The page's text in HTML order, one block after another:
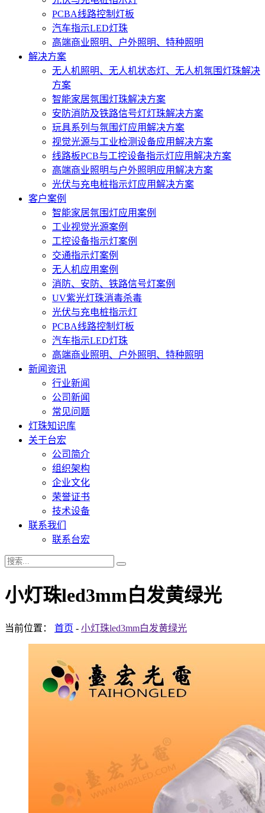
PCBA线路控制灯板
汽车指示LED灯珠
高端商业照明、户外照明、特种照明
解决方案
无人机照明、无人机状态灯、无人机氛围灯珠解决
方案
智能家居氛围灯珠解决方案
安防消防及铁路信号灯灯珠解决方案
玩具系列与氛围灯应用解决方案
视觉光源与工业检测设备应用解决方案
线路板PCB与工控设备指示灯应用解决方案
高端商业照明与户外照明应用解决方案
光伏与充电桩指示灯应用解决方案
客户案例
智能家居氛围灯应用案例
工业视觉光源案例
工控设备指示灯案例
交通指示灯案例
无人机应用案例
消防、安防、铁路信号灯案例
UV紫光灯珠消毒杀毒
光伏与充电桩指示灯
PCBA线路控制灯板
汽车指示LED灯珠
高端商业照明、户外照明、特种照明
新闻资讯
行业新闻
公司新闻
常见问题
灯珠知识库
关于台宏
公司简介
组织架构
企业文化
荣誉证书
技术设备
联系我们
联系台宏
小灯珠led3mm白发黄绿光
当前位置： 首页 - 小灯珠led3mm白发黄绿光